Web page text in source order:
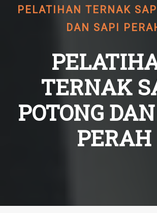
PELATIHAN TERNAK
DAN SAPI
TERNAK
POTONG
PERAH